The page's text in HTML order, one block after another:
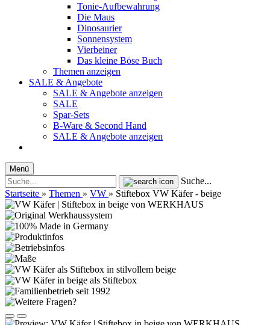
Tonie-Aufbewahrung
Die Maus
Dinosaurier
Sonnensystem
Vierbeiner
Das kleine Böse Buch
Themen anzeigen
SALE & Angebote
SALE & Angebote anzeigen
SALE
Spar-Sets
B-Ware & Second Hand
SALE & Angebote anzeigen
Menü
Suche...
Startseite » Themen » VW » Stiftebox VW Käfer - beige